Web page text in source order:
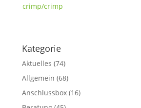
crimp/crimp
Kategorie
Aktuelles (74)
Allgemein (68)
Anschlussbox(16)